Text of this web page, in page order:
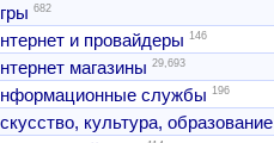
682
и провайдеры 146
магазины 29,693
службы 196
культура, образование